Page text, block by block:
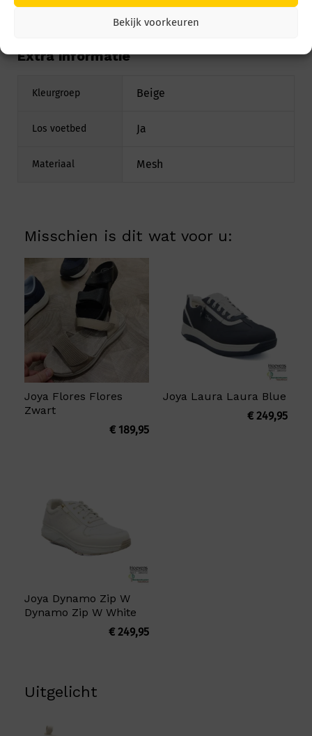
Bekijk voorkeuren
Extra informatie
Kleurgroep Beige
Los voetbed Ja
Materiaal Mesh
Misschien is dit wat voor u:
Joya Flores Flores
Zwart
€189,95
Joya Laura Laura Blue
€249,95
Joya Dynamo Zip W
Dynamo Zip W White
€249,95
Uitgelicht